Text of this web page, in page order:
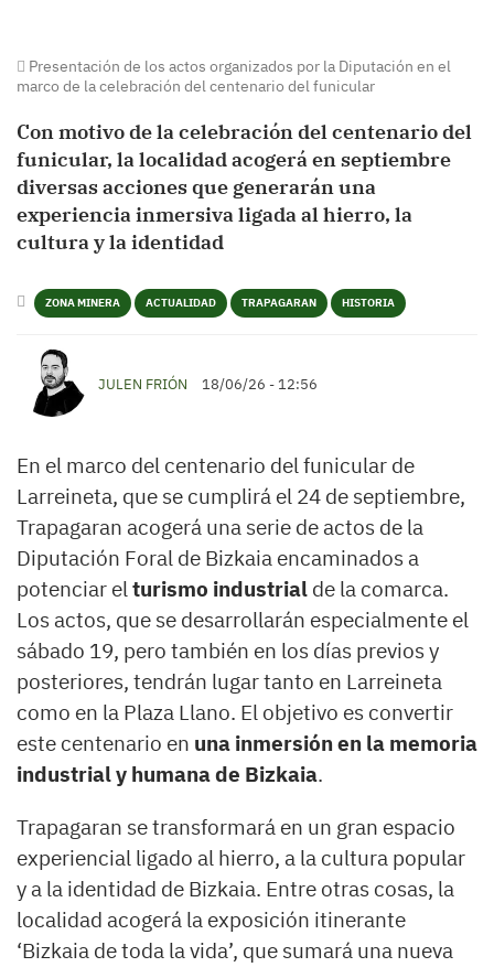
Presentación de los actos organizados por la Diputación en el
marco de la celebración del centenario del funicular
Con motivo de la celebración del centenario del
funicular, la localidad acogerá en septiembre
diversas acciones que generarán una
experiencia inmersiva ligada al hierro, la
cultura y la identidad
ZONA MINERA ACTUALIDAD TRAPAGARAN HISTORIA
JULEN FRIÓN 18/06/26 - 12:56
En el marco del centenario del funicular de
Larreineta, que se cumplirá el 24 de septiembre,
Trapagaran acogerá una serie de actos de la
Diputación Foral de Bizkaia encaminados a
potenciar elturismo industrial de la comarca.
Los actos, que se desarrollarán especialmente el
sábado 19, pero también en los días previos y
posteriores, tendrán lugar tanto en Larreineta
como en la Plaza Llano. El objetivo es convertir
este centenario en una inmersión en la memoria
industrial y humana de Bizkaia.
Trapagaran se transformará en un gran espacio
experiencial ligado al hierro, a la cultura popular
y a la identidad de Bizkaia. Entre otras cosas, la
localidad acogerá la exposición itinerante
‘Bizkaia de toda la vida’, que sumará una nueva